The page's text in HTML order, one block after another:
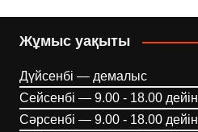
Жұмыс уақыты
Дүйсенбі — демалыс
Сейсенбі — 9.00 - 18.00 дейін
Сәрсенбі — 9.00 - 18.00 дейін